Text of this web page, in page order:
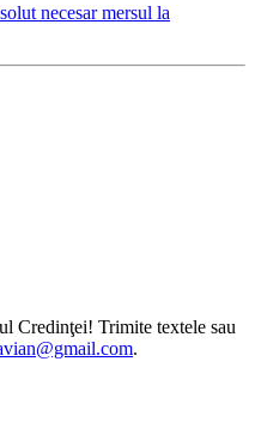
necesar mersul la
Credinţei! Trimite textele sau
.